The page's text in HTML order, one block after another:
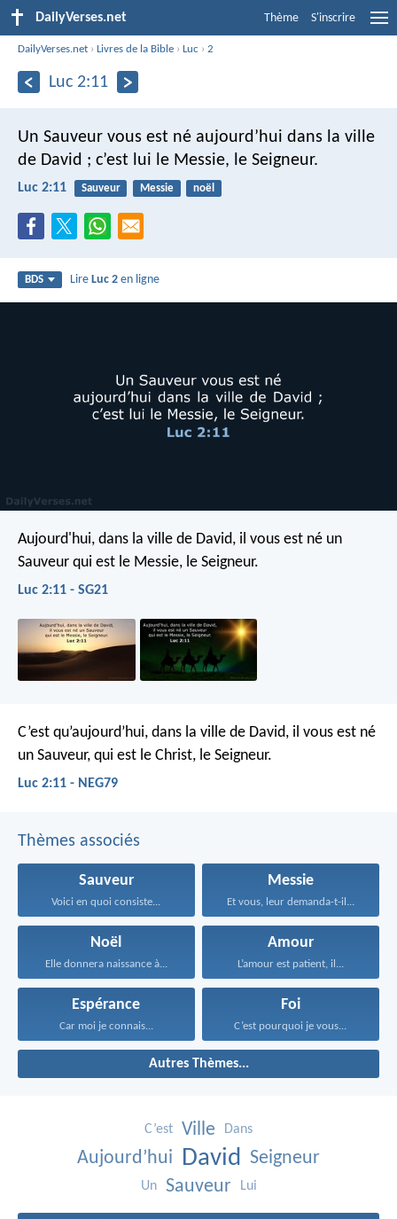
DailyVerses.net Thème S'inscrire
DailyVerses.net ›Livres de la Bible ›Luc ›2
Luc 2:11
Un Sauveur vous est né aujourd’hui dans la ville
de David ; c’est lui le Messie, le Seigneur.
Luc 2:11 Sauveur Messie noël
BDS LireLuc 2 en ligne
Aujourd'hui, dans la ville de David, il vous est né un
Sauveur qui est le Messie, le Seigneur.
Luc 2:11 - SG21
C’est qu’aujourd’hui, dans la ville de David, il vous est né
un Sauveur, qui est le Christ, le Seigneur.
Luc 2:11 - NEG79
Thèmes associés
Sauveur
Voici en quoi consiste...
Messie
Et vous, leur demanda-t-il...
Noël
Elle donnera naissance à...
Amour
L’amour est patient, il...
Espérance
Car moi je connais...
Foi
C’est pourquoi je vous...
Autres Thèmes...
C’est Ville Dans
Aujourd’hui David Seigneur
Un Sauveur Lui